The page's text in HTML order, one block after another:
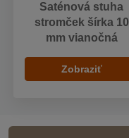
Saténová stuha
stromček šírka 10
mm vianočná
Zobraziť